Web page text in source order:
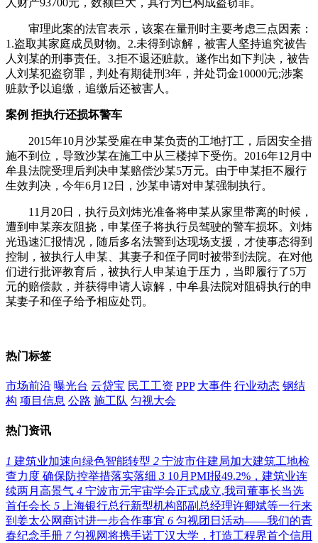
人财产93700元，数额巨大，其行为已构成盗窃罪。
审理此案的法官表示，该案在量刑时主要考虑三点因素：
1.盗取其家庭成员财物。2.未得到谅解，被害人坚持追究被告
人刘某的刑事责任。3.拒不退还赃款。遂作出如下判决，被告
人刘某犯盗窃罪，判处有期徒刑3年，并处罚金10000元;涉案
赃款予以追缴，追缴后还被害人。
案例 拒执行还损坏警车
2015年10月沙某受雇在申某负责的工地打工，后因安全措
施不到位，导致沙某在施工中从三楼掉下受伤。2016年12月中
牟县法院受理后判决申某赔偿沙某5万元。由于申某拒不履行
生效判决，今年6月12日，沙某申请对申某强制执行。
11月20日，执行员刘炜光准备将申某从家里带离的时候，
遭到申某亲友阻挠，申某侄子将执行员驾驶的警车损坏。刘炜
光迅速汇报情况，随后多名法警到达现场支援，才使事态得到
控制，被执行人申某、其妻子和侄子同时被带到法院。在对他
们进行批评教育后，被执行人申某迫于压力，当即履行了5万
元的赔偿款，并获得申请人谅解，中牟县法院对阻碍执行的申
某妻子和侄子给予相应处罚。
热门标签
市场前沿 曝光台 云贷宝 民工工资 PPP 大事件 行业动态 钢结
构 项目信息 公路 施工队 匀视大会
热门资讯
1 建筑业加速向绿色智能转型 2 宁波市住建局加大建筑工地检
查力度 确保防控举措落实落细 3 10月PMI报49.2%，建筑业连
续两月高景气 4 宁波市元宇宙学会正式成立,我司董事长当选
首任会长 5
上海银行总行新型机构部副总经理许卿斌等一行来
到姜太公网商讨进一步合作事宜 6 匀视团日活动——我们的青
春纪念手册 7 匀视网将携手诺丁汉大学，打造工程界首个信用